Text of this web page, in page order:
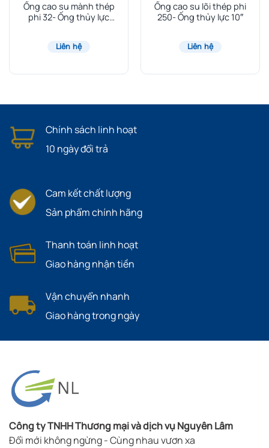
Ống cao su mành thép
phi 32- Ống thủy lực
Liên hệ
Ống cao su lõi thép phi
250- Ống thủy lực 10″
Liên hệ
Chính sách linh hoạt
10 ngày đổi trả
Cam kết chất lượng
Sản phẩm chính hãng
Thanh toán linh hoạt
Giao hàng nhận tiền
Vận chuyển nhanh
Giao hàng trong ngày
Công ty TNHH Thương mại và dịch vụ Nguyên Lâm
Đổi mới không ngừng - Cùng nhau vươn xa